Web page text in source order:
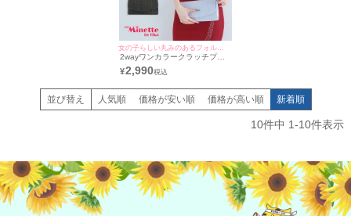
女の子らしい丸みのあるフォルムがcute♪
2wayワンカラークラッチプリ
ーツ風プチプラオケージョンミ
ニバッグ[myMinette/マイミネ
¥2,990
並び替え 人気順 価格が安い順 価格が高い順 新着順
10件中 1-10件表示